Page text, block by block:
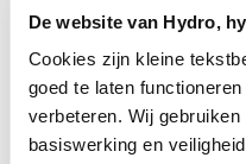
De website van Hydro,
Cookies zijn kleine
goed te laten
verbeteren. Wij
basiswerking en
Branches waarin we
Over aluminium
Innovatie en R&D
Ga naar:Energy
Ga naar:
Sustainability
Onze aanpak